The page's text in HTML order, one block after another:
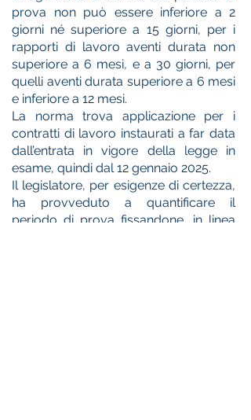
prova non può essere inferiore a 2
giorni né superiore a 15 giorni, per i
rapporti di lavoro aventi durata non
superiore a 6 mesi, e a 30 giorni, per
quelli aventi durata superiore a 6 mesi
e inferiore a 12 mesi.
La norma trova applicazione per i
contratti di lavoro instaurati a far data
dall’entrata in vigore della legge in
esame, quindi dal 12 gennaio 2025.
Il legislatore, per esigenze di certezza,
ha provveduto a quantificare il
periodo di prova fissandone, in linea